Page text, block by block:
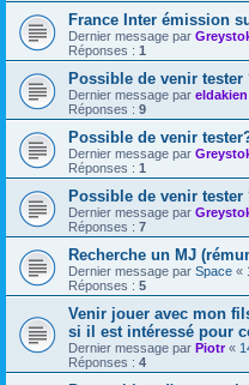
France Inter émission
Dernier message par
Réponses : 1
Possible de venir tester
Dernier message par eldakien
Réponses : 9
Possible de venir
Dernier message par
Réponses : 1
Possible de venir tester
Dernier message par
Réponses : 7
Recherche un MJ
Dernier message par Space «
Réponses : 5
Venir jouer avec mon
si il est intéressé pour
Dernier message par Piotr«
Réponses : 4